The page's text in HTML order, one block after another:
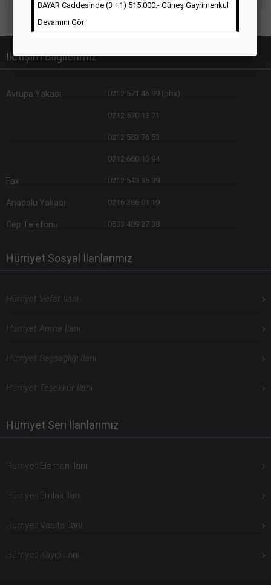
İletişim Bilgilerimiz
Avrupa Yakası : 0212 571 46 99 (pbx)
: 0212 570 13 71
: 0212 583 76 53
: 0212 660 13 94
Fax : 0212 543 35 39
Anadolu Yakası : 0216 366 01 19
Cep Telefonu : 0533 489 27 38
Hürriyet Sosyal İlanlarımız
Hürriyet Vefat İlanı
Hürriyet Anma İlanı
Hürriyet Başsağlığı İlanı
Hürriyet Teşekkür İlanı
Hürriyet Seri İlanlarımız
Hürriyet Eleman İlanı
Hürriyet Emlak İlanı
Hürriyet Vasıta İlanı
Hürriyet Kayıp İlanı
BAYAR Caddesinde (3 +1) 515.000.- Güneş Gayrimenkul
Devamını Gör